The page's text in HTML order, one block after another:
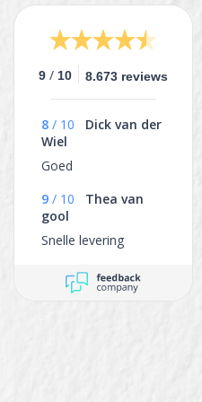
9 / 10 8.673 reviews
8 / 10
Dick van der
Wiel
Goed
9 / 10
Thea van
gool
Snelle levering